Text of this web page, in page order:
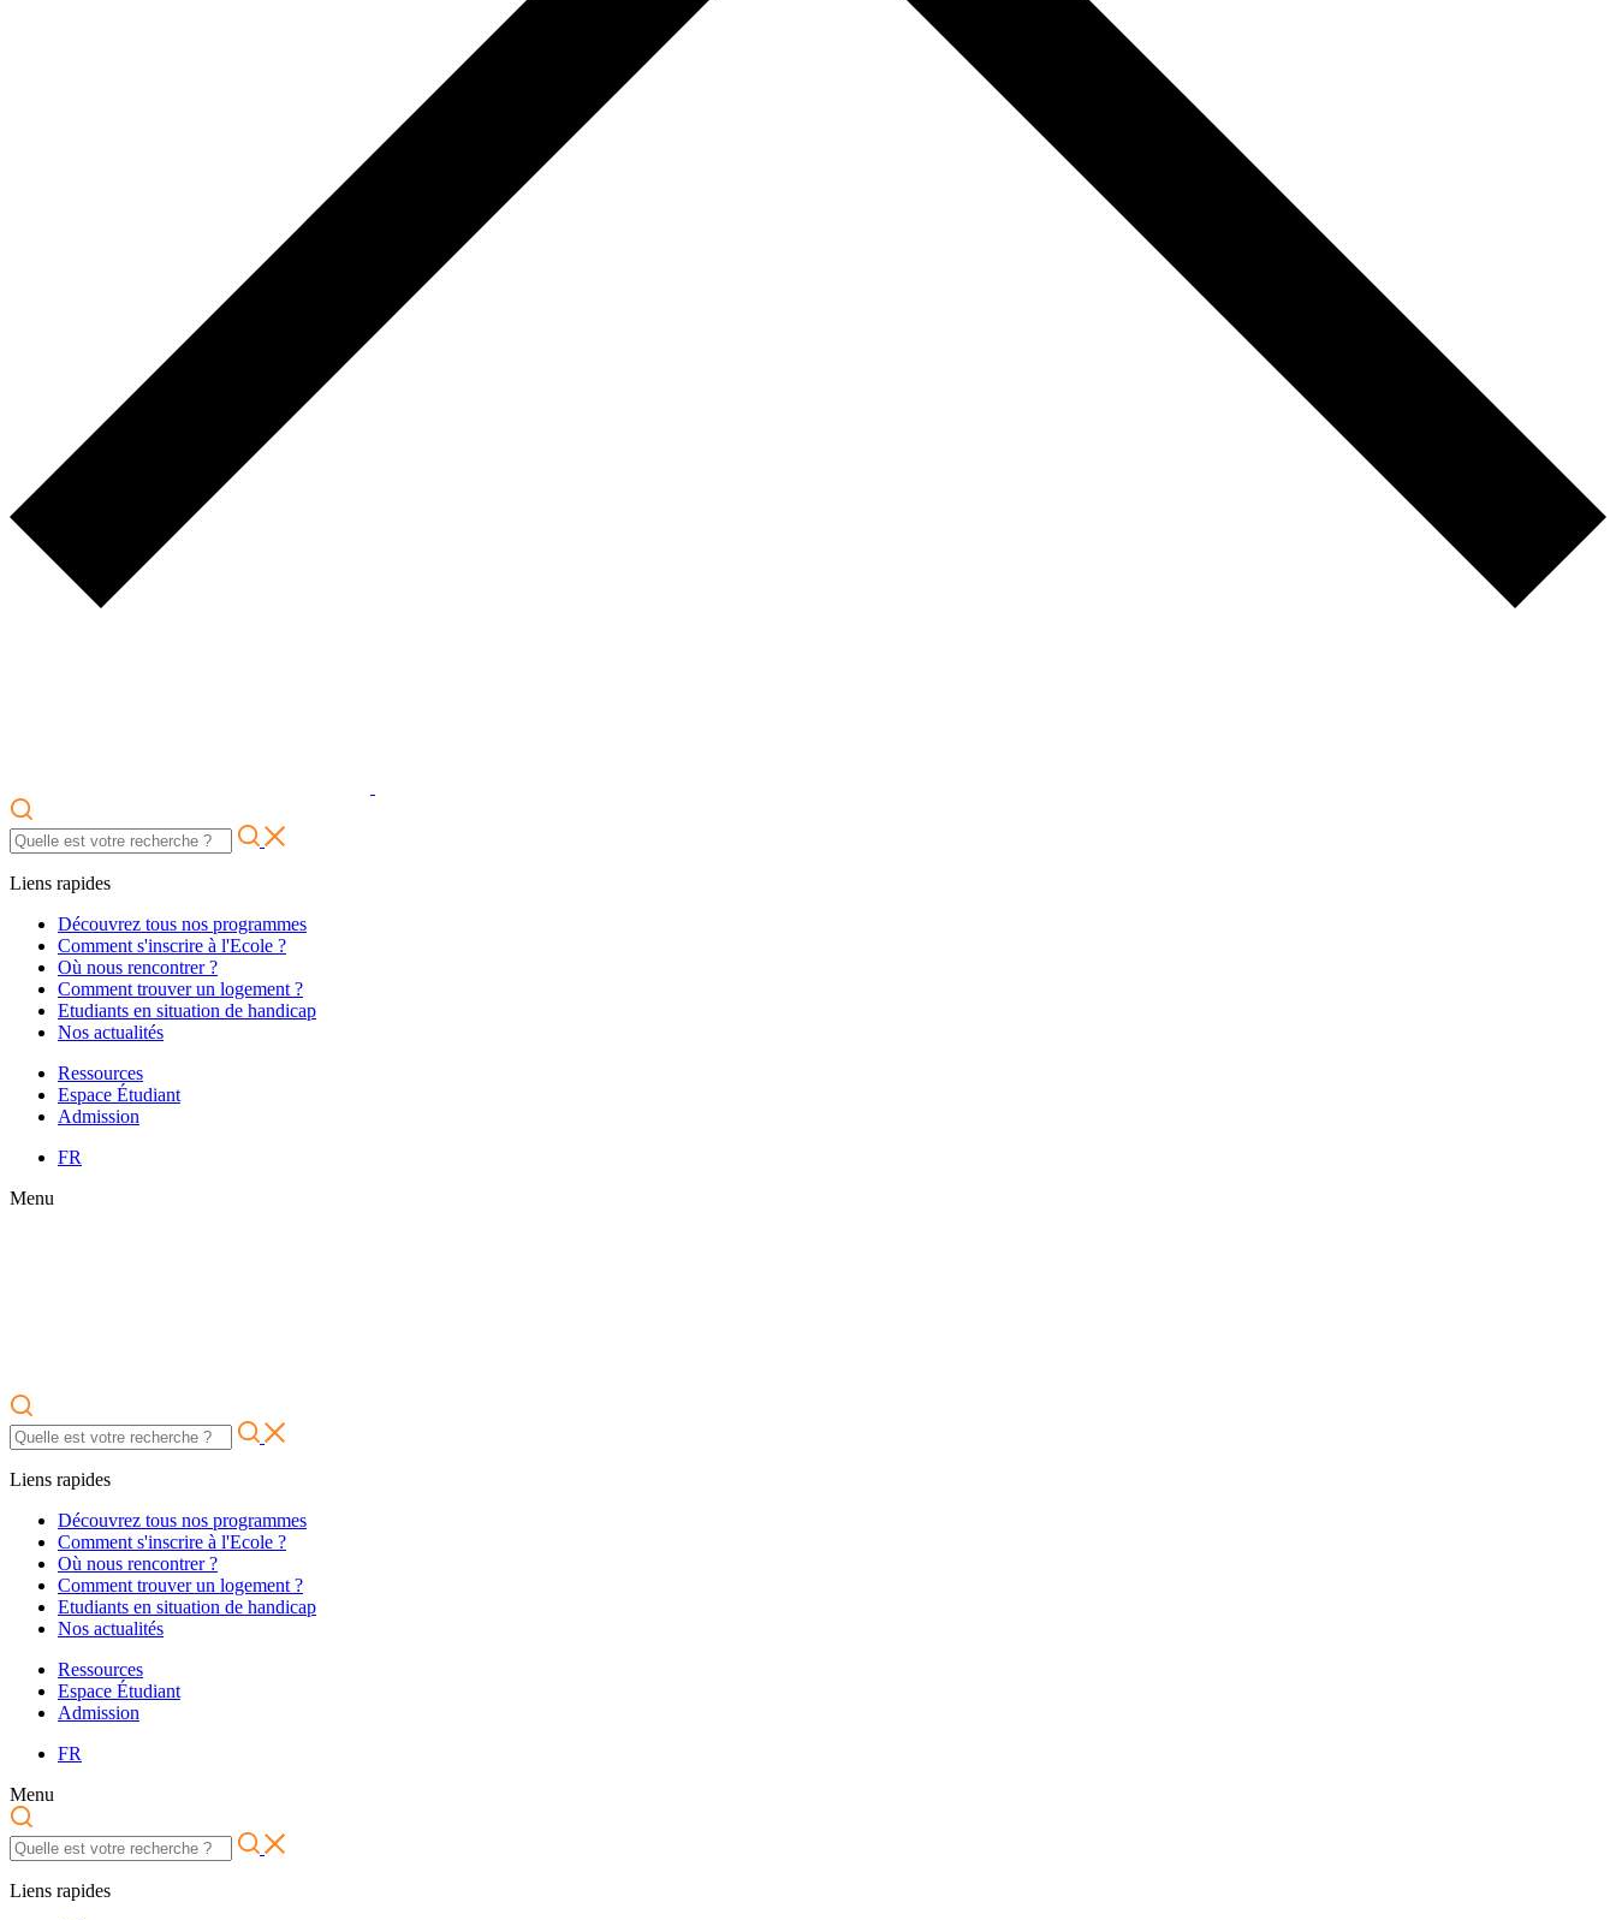
Liens rapides
Découvrez tous nos programmes
Comment s'inscrire à l'Ecole ?
Où nous rencontrer ?
Comment trouver un logement ?
Etudiants en situation de handicap
Nos actualités
Ressources
Espace Étudiant
Admission
FR
Menu
Liens rapides
Découvrez tous nos programmes
Comment s'inscrire à l'Ecole ?
Où nous rencontrer ?
Comment trouver un logement ?
Etudiants en situation de handicap
Nos actualités
Ressources
Espace Étudiant
Admission
FR
Menu
Liens rapides